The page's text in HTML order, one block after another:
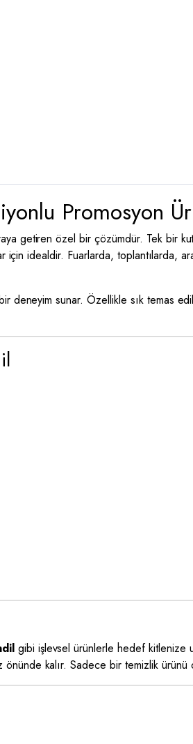
Promosyon
getiren özel bir çözümdür. Tek bir
idealdir. Fuarlarda, toplantılarda,
deneyim sunar. Özellikle sık temas
gibi işlevsel ürünlerle hedef kitlenize
kalır. Sadece bir temizlik ürünü